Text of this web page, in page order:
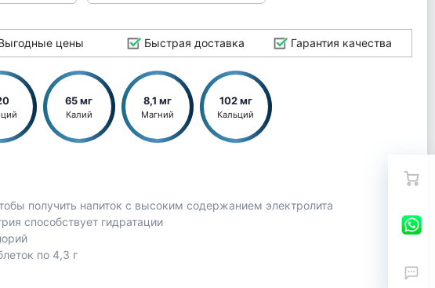
цены Быстрая доставка Гарантия качества
65 мг
Калий
8,1 мг
Магний
102 мг
Кальций
получить напиток с высоким содержанием электролита
способствует гидратации
по 4,3 г